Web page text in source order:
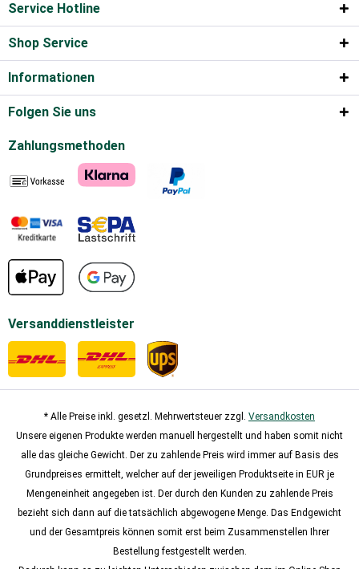
Service Hotline
Shop Service
Informationen
Folgen Sie uns
Zahlungsmethoden
Versanddienstleister
* Alle Preise inkl. gesetzl. Mehrwertsteuer zzgl. Versandkosten
Unsere eigenen Produkte werden manuell hergestellt und haben somit nicht
alle das gleiche Gewicht. Der zu zahlende Preis wird immer auf Basis des
Grundpreises ermittelt, welcher auf der jeweiligen Produktseite in EUR je
Mengeneinheit angegeben ist. Der durch den Kunden zu zahlende Preis
bezieht sich dann auf die tatsächlich abgewogene Menge. Das Endgewicht
und der Gesamtpreis können somit erst beim Zusammenstellen Ihrer
Bestellung festgestellt werden.